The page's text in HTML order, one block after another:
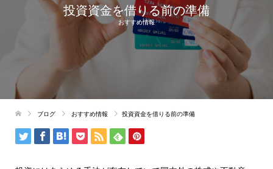
投資資金を借りる前の準備
おすすめ情報
ブログ おすすめ情報 投資資金を借りる前の準備